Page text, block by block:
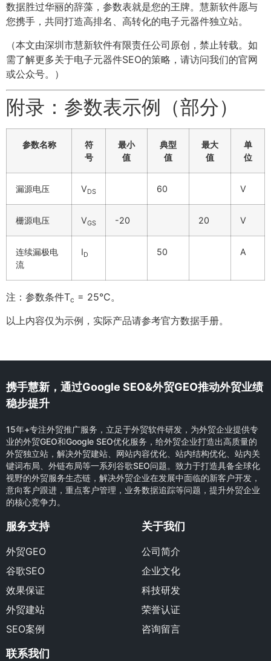
数据胜过华丽的辞藻，参数表就是您的王牌。慧新软件愿与
您携手，共同打造高排名、高转化的电子元器件独立站。
（本文由深圳市慧新软件有限责任公司原创，禁止转载。如
需了解更多关于电子元器件SEO的策略，请访问我们的官网
或公众号。）
附录：参数表示例（部分）
参数名称
符
号
最小
值
典型
值
最大
值
单
位
漏源电压 VDS 60 V
栅源电压 VGS -20 20 V
连续漏极电
流
ID 50 A
注：参数条件Tc = 25°C。
以上内容仅为示例，实际产品请参考官方数据手册。
携手慧新，通过Google SEO&外贸GEO推动外贸业绩
稳步提升
15年+专注外贸推广服务，立足于外贸软件研发，为外贸企业提供专
业的外贸GEO和Google SEO优化服务，给外贸企业打造出高质量的
外贸独立站，解决外贸建站、网站内容优化、站内结构优化、站内关
键词布局、外链布局等一系列谷歌SEO问题。致力于打造具备全球化
视野的外贸服务生态链，解决外贸企业在发展中面临的新客户开发，
意向客户跟进，重点客户管理，业务数据追踪等问题，提升外贸企业
的核心竞争力。
服务支持
外贸GEO
谷歌SEO
效果保证
外贸建站
SEO案例
关于我们
公司简介
企业文化
科技研发
荣誉认证
咨询留言
联系我们